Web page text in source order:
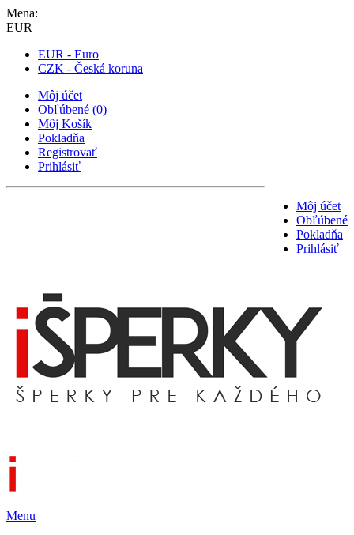
Mena:
EUR
EUR - Euro
CZK - Česká koruna
Môj účet
Obľúbené (0)
Môj Košík
Pokladňa
Registrovať
Prihlásiť
Môj účet
Obľúbené
Pokladňa
Prihlásiť
Menu